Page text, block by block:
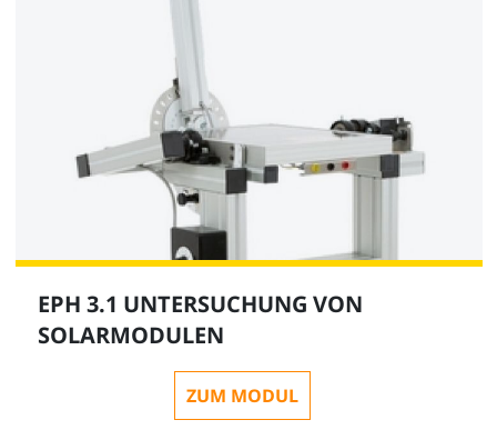
EPH 3.1 UNTERSUCHUNG VON
SOLARMODULEN
ZUM MODUL